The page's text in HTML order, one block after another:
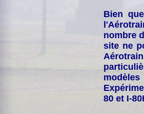
Bien
nombre
site ne
80 et I-